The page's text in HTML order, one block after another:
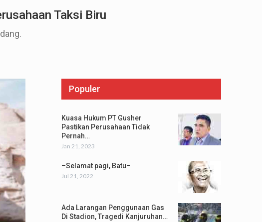
Taksi Biru
Populer
Kuasa Hukum PT Gusher
Pastikan Perusahaan Tidak
Pernah…
Jan 21, 2023
–Selamat pagi, Batu–
Jul 21, 2022
Ada Larangan Penggunaan Gas
Di Stadion, Tragedi Kanjuruhan…